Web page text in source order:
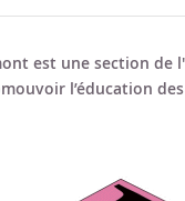
est une section de
l’éducation